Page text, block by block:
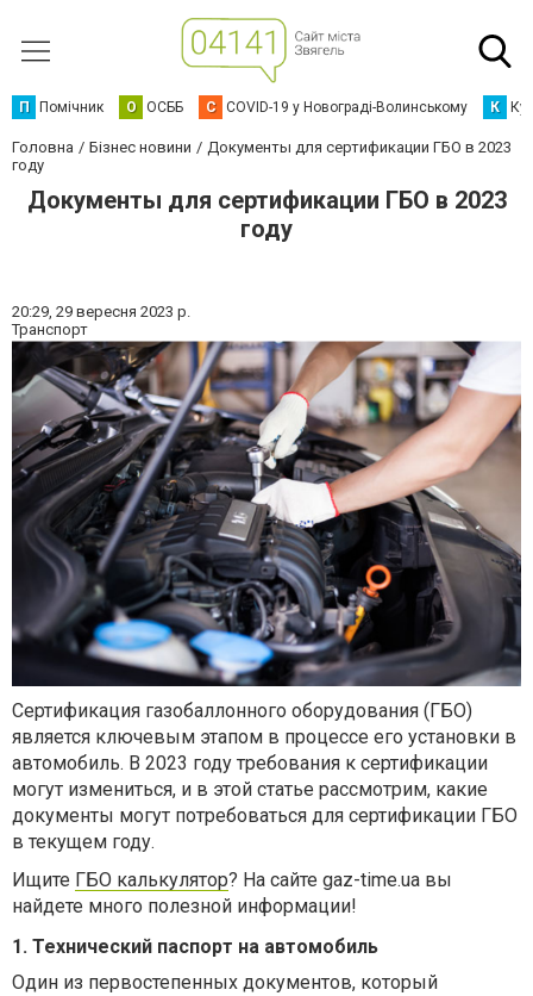
П Помічник О ОСББ C COVID-19 у Новограді-Волинському К
Головна Бізнес новини
Документы для сертификации ГБО в 2023
году
Документы для сертификации ГБО в 2023
году
20:29, 29 вересня 2023 р.
Транспорт
Сертификация газобаллонного оборудования (ГБО)
является ключевым этапом в процессе его установки в
автомобиль. В 2023 году требования к сертификации
могут измениться, и в этой статье рассмотрим, какие
документы могут потребоваться для сертификации ГБО
в текущем году.
Ищите ГБО калькулятор? На сайте gaz-time.ua вы
найдете много полезной информации!
1. Технический паспорт на автомобиль
Один из первостепенных документов, который